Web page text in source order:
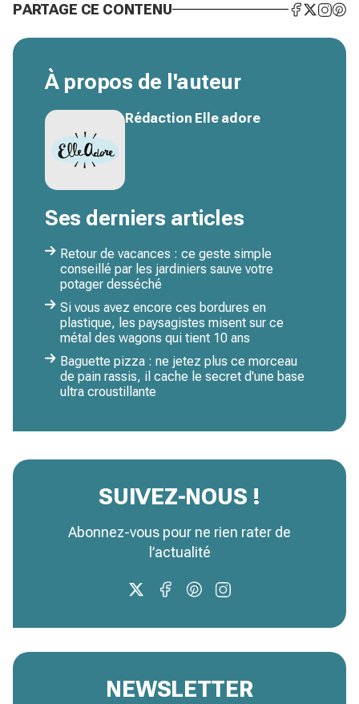
PARTAGE CE CONTENU
À propos de l'auteur
Rédaction Elle adore
Ses derniers articles
Retour de vacances : ce geste simple
conseillé par les jardiniers sauve votre
potager desséché
Si vous avez encore ces bordures en
plastique, les paysagistes misent sur ce
métal des wagons qui tient 10 ans
Baguette pizza : ne jetez plus ce morceau
de pain rassis, il cache le secret d'une base
ultra croustillante
SUIVEZ-NOUS !
Abonnez-vous pour ne rien rater de
l’actualité
NEWSLETTER